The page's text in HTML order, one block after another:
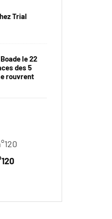
Trial
le 22
des 5
rouvrent